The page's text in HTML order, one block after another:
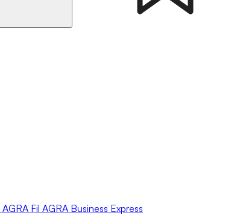
AGRA Fil AGRA Business Express